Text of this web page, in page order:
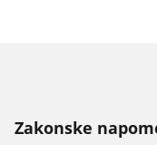
Zakonske